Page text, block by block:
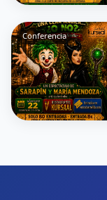
Conferencia